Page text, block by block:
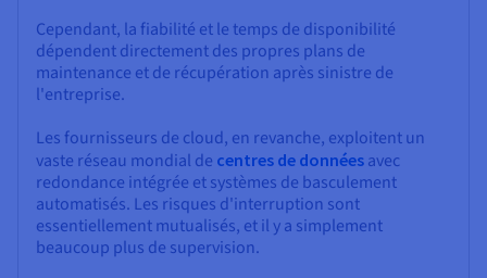
Cependant, la fiabilité et le temps de disponibilité
dépendent directement des propres plans de
maintenance et de récupération après sinistre de
l'entreprise.
Les fournisseurs de cloud, en revanche, exploitent un
vaste réseau mondial de centres de données avec
redondance intégrée et systèmes de basculement
automatisés. Les risques d'interruption sont
essentiellement mutualisés, et il y a simplement
beaucoup plus de supervision.